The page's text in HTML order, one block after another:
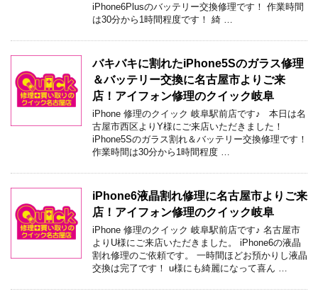
iPhone6Plusのバッテリー交換修理です！ 作業時間
は30分から1時間程度です！ 綺 …
バキバキに割れたiPhone5Sのガラス修理
＆バッテリー交換に名古屋市よりご来
店！アイフォン修理のクイック岐阜
iPhone 修理のクイック 岐阜駅前店です♪ 本日は名
古屋市西区よりY様にご来店いただきました！
iPhone5Sのガラス割れ＆バッテリー交換修理です！
作業時間は30分から1時間程度 …
iPhone6液晶割れ修理に名古屋市よりご来
店！アイフォン修理のクイック岐阜
iPhone 修理のクイック 岐阜駅前店です♪ 名古屋市
よりU様にご来店いただきました。 iPhone6の液晶
割れ修理のご依頼です。 一時間ほどお預かりし液晶
交換は完了です！ u様にも綺麗になって喜ん …